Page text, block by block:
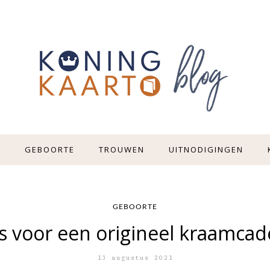
GEBOORTE TROUWEN UITNODIGINGEN
GEBOORTE
voor een origineel
13 augustus 2021